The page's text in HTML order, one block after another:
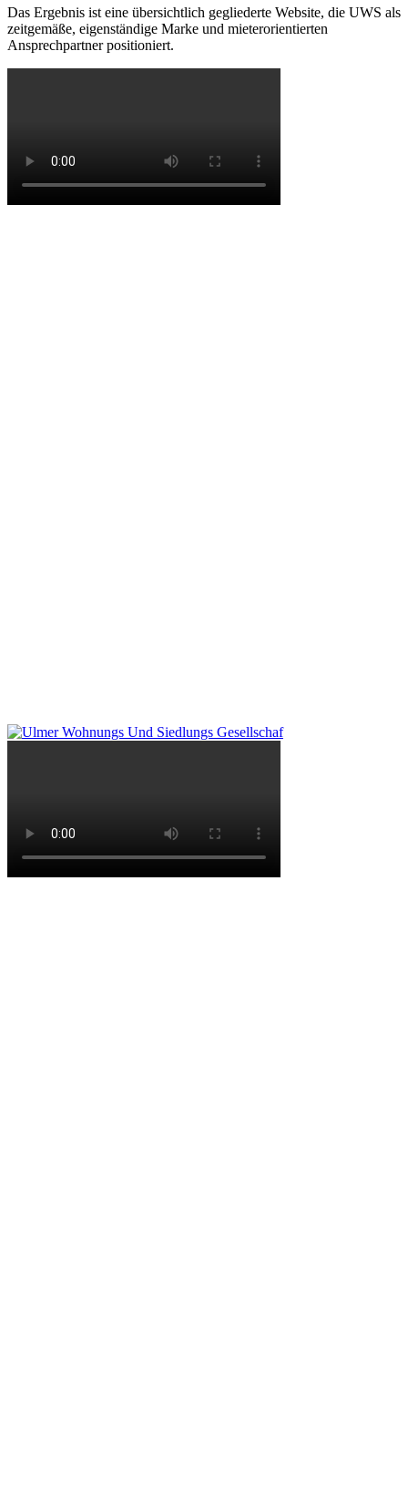
Das Ergebnis ist eine übersichtlich gegliederte Website, die UWS als
zeitgemäße, eigenständige Marke und mieterorientierten
Ansprechpartner positioniert.